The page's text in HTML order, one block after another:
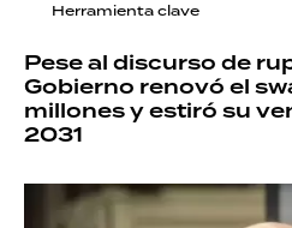
Herramienta clave
Pese al discurso de
Gobierno renovó el
millones y estiró su
2031